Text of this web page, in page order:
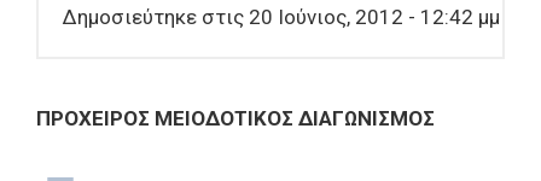
Δημοσιεύτηκε στις 20 Ιούνιος, 2012 - 12:42 μμ
ΠΡΟΧΕΙΡΟΣ ΜΕΙΟΔΟΤΙΚΟΣ ΔΙΑΓΩΝΙΣΜΟΣ